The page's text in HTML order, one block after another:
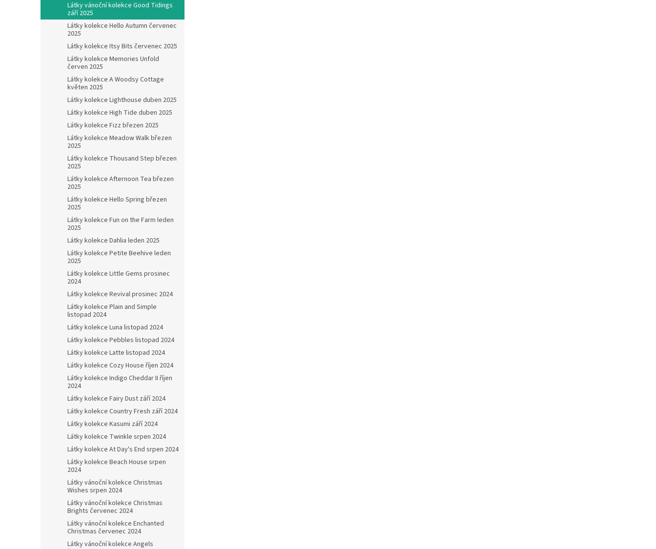
Látky vánoční kolekce Good Tidings
září 2025
Látky kolekce Hello Autumn červenec
2025
Látky kolekce Itsy Bits červenec 2025
Látky kolekce Memories Unfold
červen 2025
Látky kolekce A Woodsy Cottage
květen 2025
Látky kolekce Lighthouse duben 2025
Látky kolekce High Tide duben 2025
Látky kolekce Fizz březen 2025
Látky kolekce Meadow Walk březen
2025
Látky kolekce Thousand Step březen
2025
Látky kolekce Afternoon Tea březen
2025
Látky kolekce Hello Spring březen
2025
Látky kolekce Fun on the Farm leden
2025
Látky kolekce Dahlia leden 2025
Látky kolekce Petite Beehive leden
2025
Látky kolekce Little Gems prosinec
2024
Látky kolekce Revival prosinec 2024
Látky kolekce Plain and Simple
listopad 2024
Látky kolekce Luna listopad 2024
Látky kolekce Pebbles listopad 2024
Látky kolekce Latte listopad 2024
Látky kolekce Cozy House říjen 2024
Látky kolekce Indigo Cheddar II říjen
2024
Látky kolekce Fairy Dust září 2024
Látky kolekce Country Fresh září 2024
Látky kolekce Kasumi září 2024
Látky kolekce Twinkle srpen 2024
Látky kolekce At Day's End srpen 2024
Látky kolekce Beach House srpen
2024
Látky vánoční kolekce Christmas
Wishes srpen 2024
Látky vánoční kolekce Christmas
Brights červenec 2024
Látky vánoční kolekce Enchanted
Christmas červenec 2024
Látky vánoční kolekce Angels